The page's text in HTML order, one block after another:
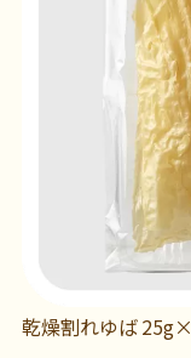
乾燥割れゆば